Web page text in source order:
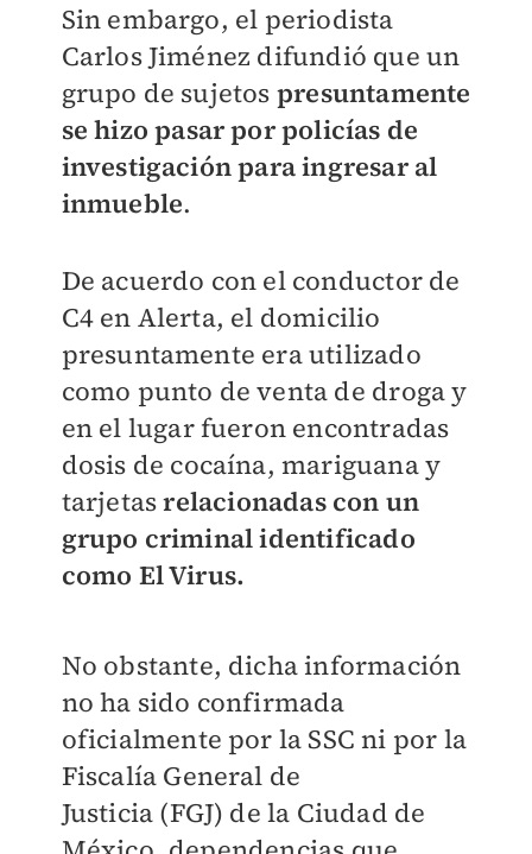
Sin embargo, el periodista
Carlos Jiménez difundió que un
grupo de sujetos presuntamente
se hizo pasar por policías de
investigación para ingresar al
inmueble.
De acuerdo con el conductor de
C4 en Alerta, el domicilio
presuntamente era utilizado
como punto de venta de droga y
en el lugar fueron encontradas
dosis de cocaína, mariguana y
tarjetasrelacionadas con un
grupo criminal identificado
como El Virus.
No obstante, dicha información
no ha sido confirmada
oficialmente por la SSC ni por la
Fiscalía General de
Justicia (FGJ) de la Ciudad de